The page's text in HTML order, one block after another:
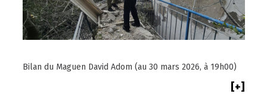
Bilan du Maguen David Adom (au 30 mars 2026, à 19h00)
[+]